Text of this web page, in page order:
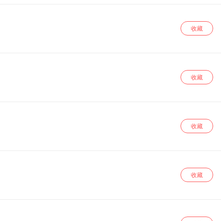
收藏
收藏
收藏
收藏